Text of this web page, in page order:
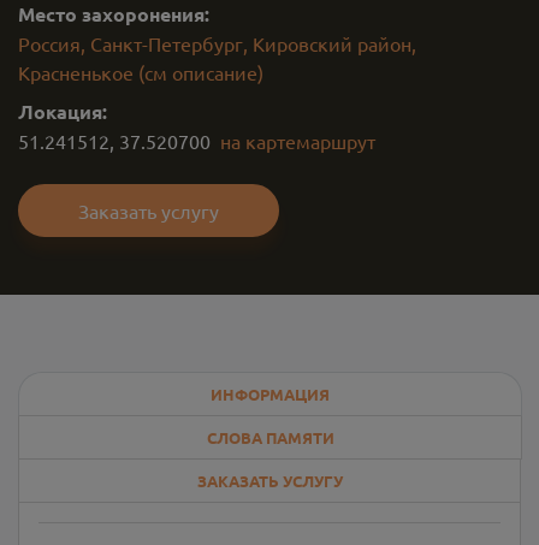
Место захоронения:
Россия, Санкт-Петербург, Кировский район,
Красненькое (см описание)
Локация:
51.241512, 37.520700 на картемаршрут
Заказать услугу
ИНФОРМАЦИЯ
СЛОВА ПАМЯТИ
ЗАКАЗАТЬ УСЛУГУ